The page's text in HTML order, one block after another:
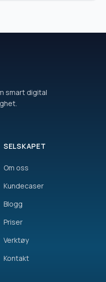
smart digital
SELSKAPET
Om oss
Kundecaser
Blogg
Priser
Verktøy
Kontakt